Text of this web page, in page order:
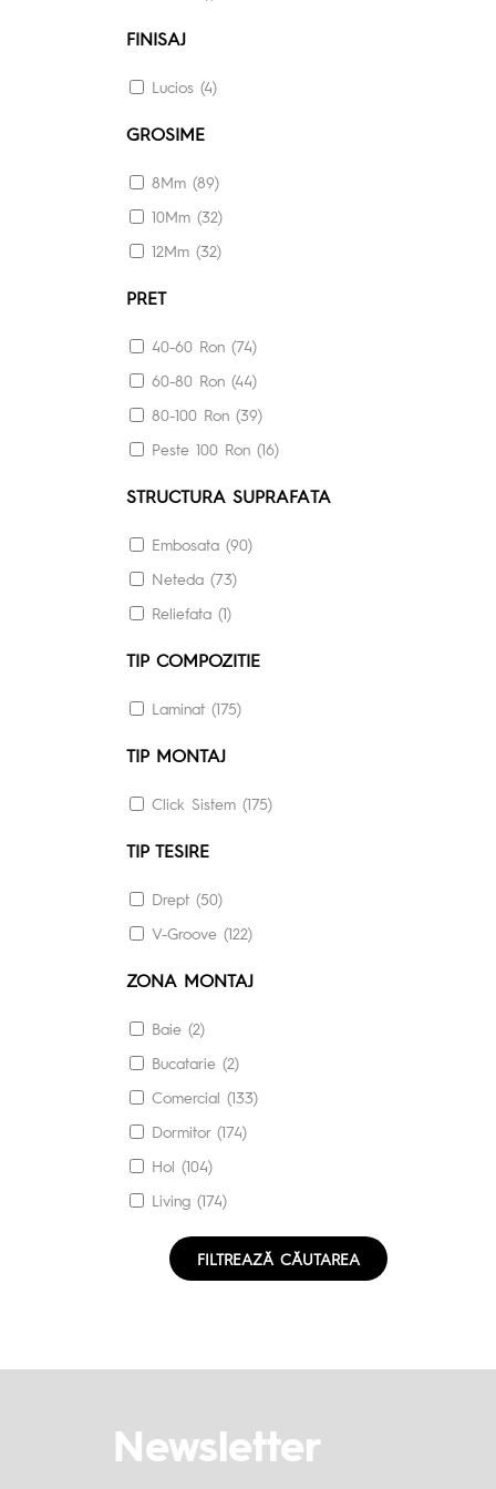
FINISAJ
Lucios (4)
GROSIME
8Mm (89)
10Mm (32)
12Mm (32)
PRET
40-60 Ron (74)
60-80 Ron (44)
80-100 Ron (39)
Peste 100 Ron (16)
STRUCTURA SUPRAFATA
Embosata (90)
Neteda (73)
Reliefata (1)
TIP COMPOZITIE
Laminat (175)
TIP MONTAJ
Click Sistem (175)
TIP TESIRE
Drept (50)
V-Groove (122)
ZONA MONTAJ
Baie (2)
Bucatarie (2)
Comercial (133)
Dormitor (174)
Hol (104)
Living (174)
FILTREAZĂ CĂUTAREA
Newsletter